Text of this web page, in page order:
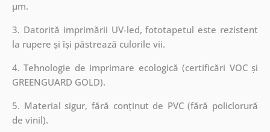
µm.
3. Datorită imprimării UV-led, fototapetul este rezistent
la rupere și își păstrează culorile vii.
4. Tehnologie de imprimare ecologică (certificări VOC și
GREENGUARD GOLD).
5. Material sigur, fără conținut de PVC (fără policlorură
de vinil).